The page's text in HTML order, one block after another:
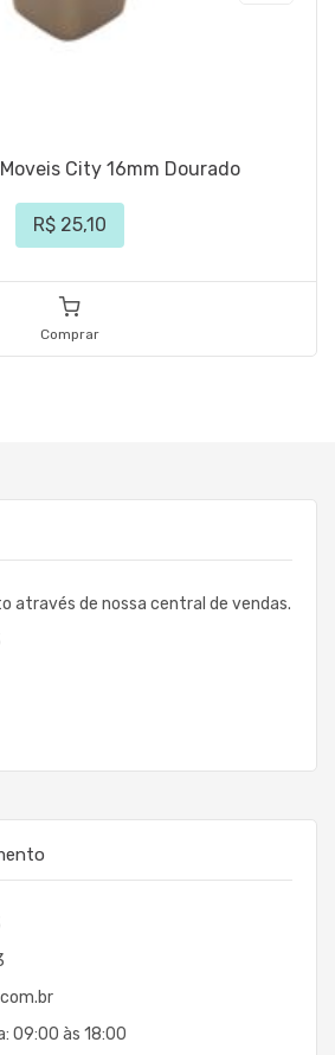
City 16mm Dourado
R$ 25,10
Comprar
através de nossa central de vendas.
09:00 às 18:00